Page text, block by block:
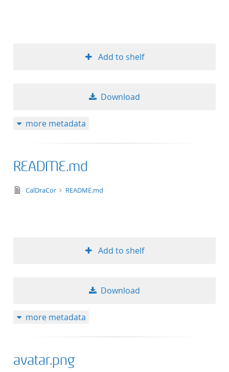
Add to shelf
Download
more metadata
README.md
text/markdown
CalDraCor README.md
Add to shelf
Download
more metadata
avatar.png